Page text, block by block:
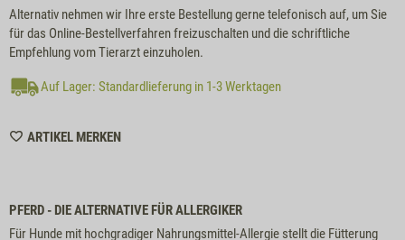
Alternativ nehmen wir Ihre erste Bestellung gerne telefonisch auf, um Sie
für das Online-Bestellverfahren freizuschalten und die schriftliche
Empfehlung vom Tierarzt einzuholen.
Auf Lager: Standardlieferung in 1-3 Werktagen
ARTIKEL MERKENWISHLIST
PFERD - DIE ALTERNATIVE FÜR ALLERGIKER
Für Hunde mit hochgradiger Nahrungsmittel-Allergie stellt die Fütterung